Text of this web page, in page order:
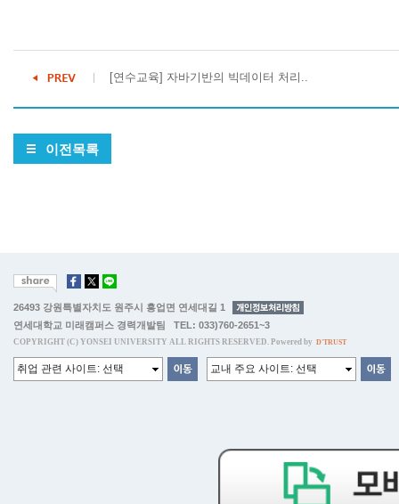
[연수교육] 자바기반의 빅데이터 처리..
이전목록
26493 강원특별자치도 원주시 흥업면 연세대길 1
연세대학교 미래캠퍼스 경력개발팀 TEL: 033)760-2651~3
COPYRIGHT (C) YONSEI UNIVERSITY ALL RIGHTS RESERVED. Powered by D'TRUST